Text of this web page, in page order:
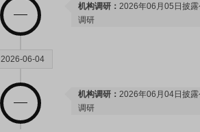
机构调研： 2026年06月05日披
调研
2026-06-04
机构调研： 2026年06月04日披
调研